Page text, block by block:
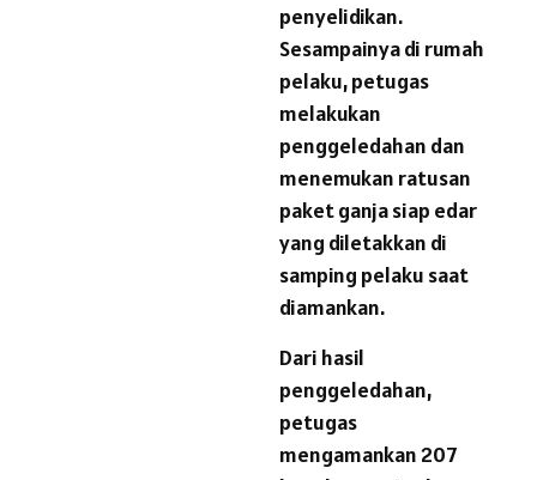
penyelidikan.
Sesampainya di rumah
pelaku, petugas
melakukan
penggeledahan dan
menemukan ratusan
paket ganja siap edar
yang diletakkan di
samping pelaku saat
diamankan.
Dari hasil
penggeledahan,
petugas
mengamankan 207